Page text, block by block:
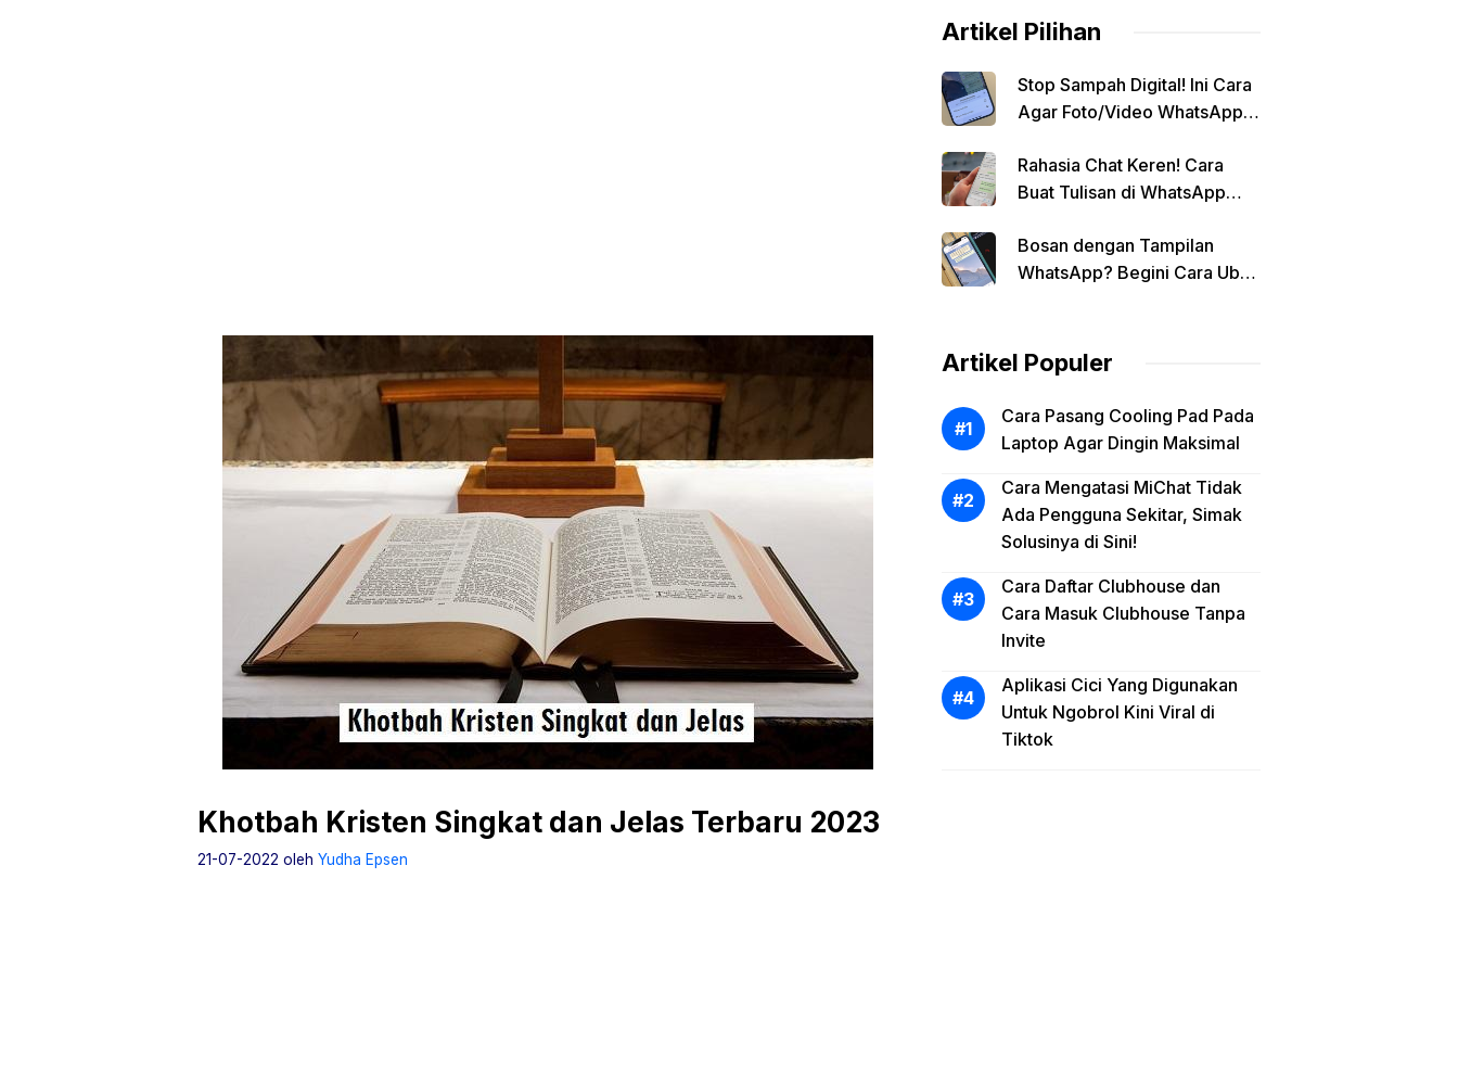
Khotbah Kristen Singkat dan Jelas Terbaru 2023
21-07-2022 oleh Yudha Epsen
Artikel Pilihan
Stop Sampah Digital! Ini Cara
Agar Foto/Video WhatsApp
Otomatis
Rahasia Chat Keren! Cara
Buat Tulisan di WhatsApp
Bosan dengan Tampilan
WhatsApp? Begini Cara Ubah
Artikel Populer
Cara Pasang Cooling Pad Pada
Laptop Agar Dingin Maksimal
Cara Mengatasi MiChat Tidak
Ada Pengguna Sekitar, Simak
Solusinya di Sini!
Cara Daftar Clubhouse dan
Cara Masuk Clubhouse Tanpa
Invite
Aplikasi Cici Yang Digunakan
Untuk Ngobrol Kini Viral di
Tiktok